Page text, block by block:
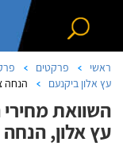
ראשי פרקטים
עץ אלון ביקנעם
הנחה
השוואת
עץ אלון,